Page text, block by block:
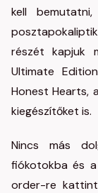
kell
részét kapjuk
Ultimate
Honest Hearts,
kiegészítőket is.
Nincs más
fiókotokba és a
order-re